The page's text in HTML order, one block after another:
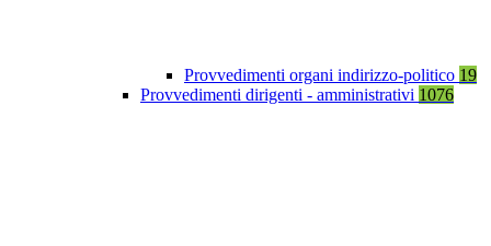
Provvedimenti organi indirizzo-politico 19
Provvedimenti dirigenti - amministrativi 1076